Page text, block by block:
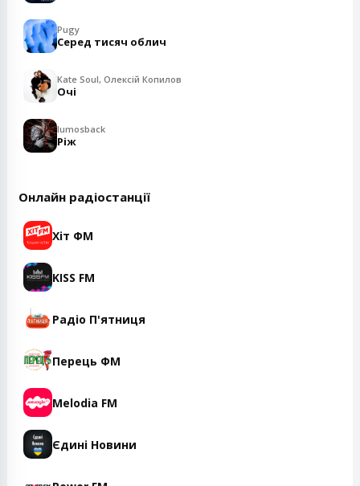
Pugy
Серед тисяч облич
Kate Soul, Олексій Копилов
Очі
lumosback
Ріж
Онлайн радіостанції
Хіт ФМ
KISS FM
Радіо П'ятниця
Перець ФМ
Melodia FM
Єдині Новини